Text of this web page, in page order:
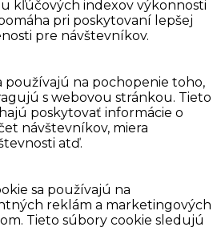
kľúčových indexov výkonnosti
pri poskytovaní lepšej
pre návštevníkov.
používajú na pochopenie toho,
s webovou stránkou. Tieto
poskytovať informácie o
návštevníkov, miera
atď.
sa používajú na
reklám a marketingových
Tieto súbory cookie sledujú